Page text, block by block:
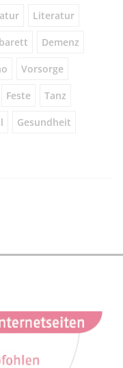
Literatur
Demenz
Vorsorge
Feste Tanz
Gesundheit